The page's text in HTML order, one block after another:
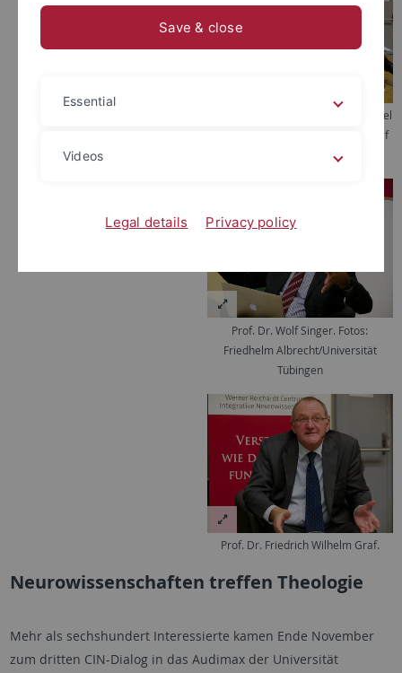
Prof. Dr. Wolf Singer, Ulrich Schnabel
und Prof. Dr. Friedrich Wilhelm Graf
(von links nach rechts).
Prof. Dr. Wolf Singer. Fotos:
Friedhelm Albrecht/Universität
Tübingen
Prof. Dr. Friedrich Wilhelm Graf.
Neurowissenschaften treffen Theologie
Mehr als sechshundert Interessierte kamen Ende November
zum dritten CIN-Dialog in das Audimax der Universität
Save & close
Essential
Videos
Legal details Privacy policy